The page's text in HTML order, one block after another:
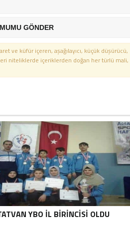
GÖNDER
ve küfür içeren, aşağılayıcı, küçük düşürücü,
niteliklerde içeriklerden doğan her türlü mali,
YBO IL BIRINCISI OLDU